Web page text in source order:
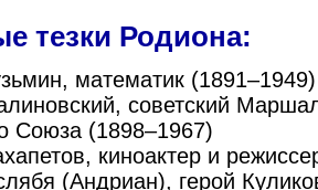
тезки Родиона:
математик (1891–1949)
советский
Союза (1898–1967)
киноактер и
(Андриан), герой